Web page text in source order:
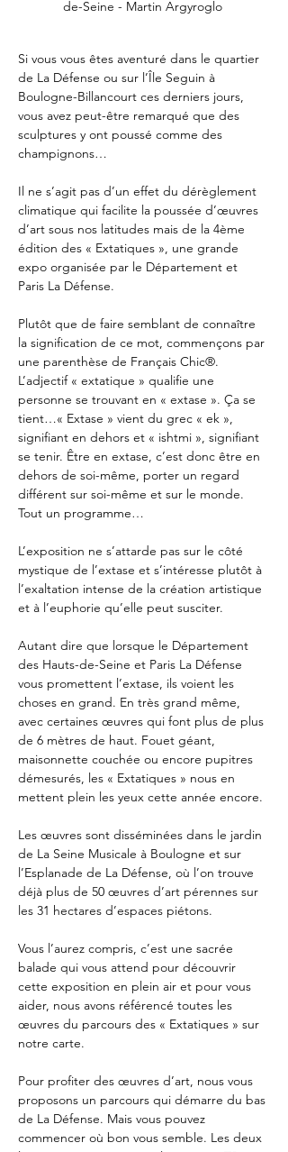
de-Seine - Martin Argyroglo
Si vous vous êtes aventuré dans le quartier
de La Défense ou sur l’Île Seguin à
Boulogne-Billancourt ces derniers jours,
vous avez peut-être remarqué que des
sculptures y ont poussé comme des
champignons…
Il ne s’agit pas d’un effet du dérèglement
climatique qui facilite la poussée d’œuvres
d’art sous nos latitudes mais de la 4ème
édition des « Extatiques », une grande
expo organisée par le Département et
Paris La Défense.
Plutôt que de faire semblant de connaître
la signification de ce mot, commençons par
une parenthèse de Français Chic®.
L’adjectif « extatique » qualifie une
personne se trouvant en « extase ». Ça se
tient…« Extase » vient du grec « ek »,
signifiant en dehors et « ishtmi », signifiant
se tenir. Être en extase, c’est donc être en
dehors de soi-même, porter un regard
différent sur soi-même et sur le monde.
Tout un programme…
L’exposition ne s’attarde pas sur le côté
mystique de l’extase et s’intéresse plutôt à
l’exaltation intense de la création artistique
et à l’euphorie qu’elle peut susciter.
Autant dire que lorsque le Département
des Hauts-de-Seine et Paris La Défense
vous promettent l’extase, ils voient les
choses en grand. En très grand même,
avec certaines œuvres qui font plus de plus
de 6 mètres de haut. Fouet géant,
maisonnette couchée ou encore pupitres
démesurés, les « Extatiques » nous en
mettent plein les yeux cette année encore.
Les œuvres sont disséminées dans le jardin
de La Seine Musicale à Boulogne et sur
l’Esplanade de La Défense, où l’on trouve
déjà plus de 50 œuvres d’art pérennes sur
les 31 hectares d’espaces piétons.
Vous l’aurez compris, c’est une sacrée
balade qui vous attend pour découvrir
cette exposition en plein air et pour vous
aider, nous avons référencé toutes les
œuvres du parcours des « Extatiques » sur
notre carte.
Pour profiter des œuvres d’art, nous vous
proposons un parcours qui démarre du bas
de La Défense. Mais vous pouvez
commencer où bon vous semble. Les deux